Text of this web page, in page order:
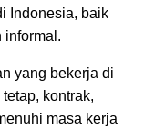
Indonesia, baik
informal.
yang bekerja di
kontrak,
masa kerja